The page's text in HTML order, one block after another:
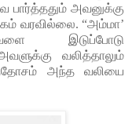
பார்த்ததும் அவனுக்கு
வரவில்லை. “அம்மா’
இடுப்போடு
வலித்தாலும்
அந்த வலியை